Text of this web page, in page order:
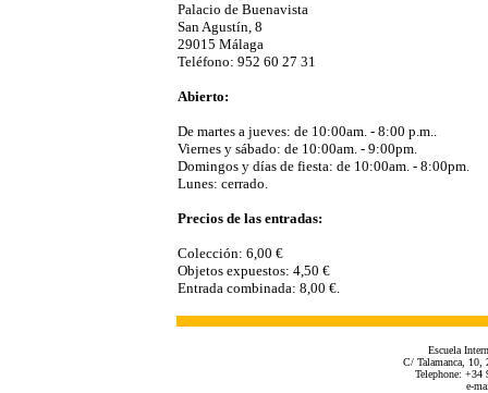
Palacio de Buenavista
San Agustín, 8
29015 Málaga
Teléfono: 952 60 27 31
Abierto:
De martes a jueves: de 10:00am. - 8:00 p.m..
Viernes y sábado: de 10:00am. - 9:00pm.
Domingos y días de fiesta: de 10:00am. - 8:00pm.
Lunes: cerrado.
Precios de las entradas:
Colección: 6,00 €
Objetos expuestos: 4,50 €
Entrada combinada: 8,00 €.
Escuela
C/ Talamanca, 10,
Telephone:
e-